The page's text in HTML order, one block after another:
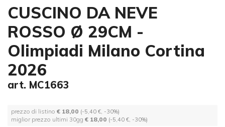
CUSCINO DA NEVE
ROSSO Ø 29CM -
Olimpiadi Milano Cortina
2026
art. MC1663
prezzo di listino € 18,00 (-5,40 €, -30%)
miglior prezzo ultimi 30gg € 18,00 (-5,40 €, -30%)